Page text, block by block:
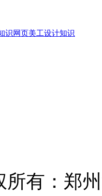
识网页美工设计知识
所有：郑